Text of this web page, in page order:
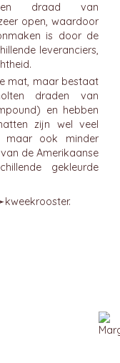
draad van
open, waardoor
is door de
leveranciers,
mat, maar bestaat
draden van
en hebben
zijn wel veel
maar ook minder
de Amerikaanse
gekleurde
kweekrooster.